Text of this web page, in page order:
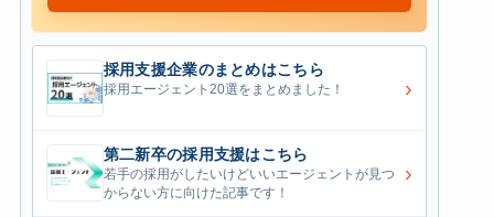
採用支援企業のまとめはこちら
採用エージェント20選をまとめました！ ›
第二新卒の採用支援はこちら
若手の採用がしたいけどいいエージェントが見つ
からない方に向けた記事です！
›